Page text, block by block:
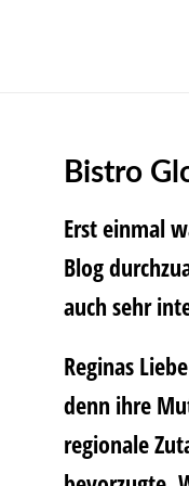
Erst einmal
Blog
auch sehr
Reginas
denn ihre
regionale